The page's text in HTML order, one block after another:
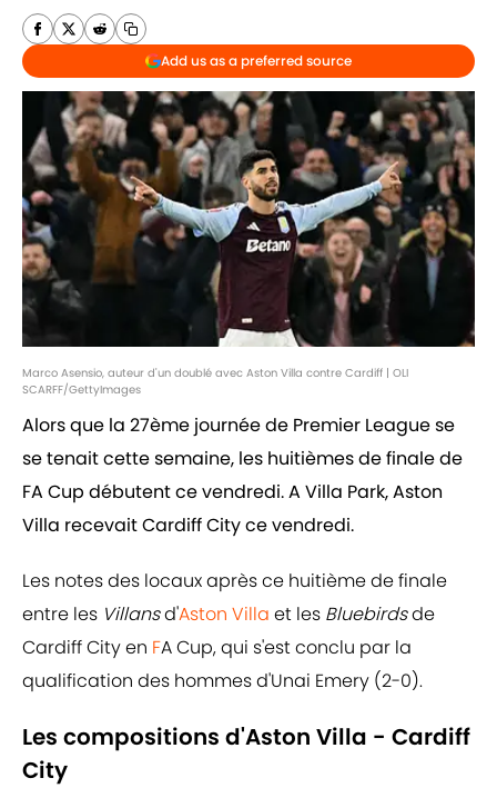
Add us as a preferred source
Marco Asensio, auteur d'un doublé avec Aston Villa contre Cardiff | OLI
SCARFF/GettyImages
Alors que la 27ème journée de Premier League se
se tenait cette semaine, les huitièmes de finale de
FA Cup débutent ce vendredi. A Villa Park, Aston
Villa recevait Cardiff City ce vendredi.
Les notes des locaux après ce huitième de finale
entre les Villansd'Aston Villa et les Bluebirdsde
Cardiff Cityen FA Cup, qui s'est conclu par la
qualification des hommes d'Unai Emery (2-0).
Les compositions d'Aston Villa - Cardiff
City